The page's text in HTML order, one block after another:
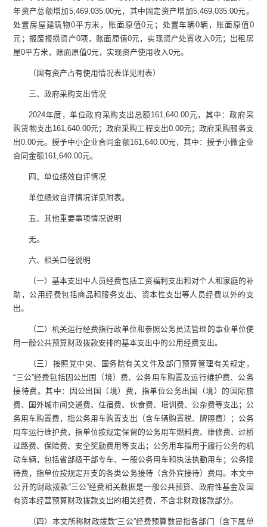
年资产总额增加5,469,035.00元，其中固定资产增加5,469,035.00元。
处置房屋建筑物0平方米，账面原值0元 ；处置车辆0辆，账面原值0
元 ；报废报损资产0项，账面原值0元，实现资产处置收入0元；出租房
屋0平方米，账面原值0元，实现资产使用收入0元。
（ 国有资产占有使用情况表详见附表）
三、政府采购支出情况
2024年度，单位政府采购支出总额161,640.00元，其中：政府采
购货物支出161,640.00元；政府采购工程支出0.00元；政府采购服务支
出0.00元。授予中小企业合同金额161,640.00元，其中：授予小微企业
合同金额161,640.00元。
四、单位绩效自评情况
单位绩效自评情况详见附表。
五、其他重要事项情况说明
无。
六、相关口径说明
（一）基本支出中人员经费包括工资福利支出和对个人和家庭的补
助，公用经费包括商品和服务支出、资本性支出等人员经费以外的支
出。
（二）机关运行经费指行政单位和参照公务员法管理的事业单位使
用一般公共预算财政拨款安排的基本支出中的公用经费支出。
（三） 按照党中央、国务院有关文件及部门预算管理有关规定，
“三公”经费包括因公出国（境）费、公务用车购置及运行维护费、公务
接待费。其中：因公出国（境）费，指单位公务出国（境）的国际旅
费、国外城市间交通费、住宿费、伙食费、培训费、公杂费等支出；公
务用车购置费，指公务用车购置支出（含车辆购置税、牌照费）；公务
用车运行维护费，指单位按规定保留的公务用车燃料费、维修费、过桥
过路费、保险费、安全奖励费用等支出；公务用车指用于履行公务的机
动车辆，包括省部级干部专车、一般公务用车和执法执勤用车；公务接
待费，指单位按规定开支的各类公务接待（含外宾接待）费用。 本文中
公开的财政拨款“三公”经费相关数据是一般公共预算、政府性基金及国
有资本经营预算财政拨款支出的相关经费，不含非财政拨款部分。
（四）本文所称财政拨款“三公”经费预算数是指各部门（含下属单